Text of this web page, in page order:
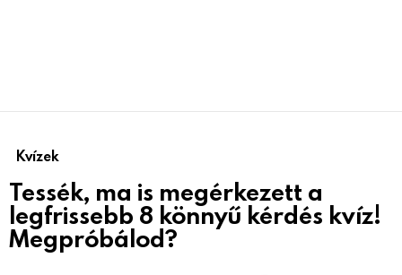
Kvízek
Tessék, ma is megérkezett a
legfrissebb 8 könnyű kérdés kvíz!
Megpróbálod?